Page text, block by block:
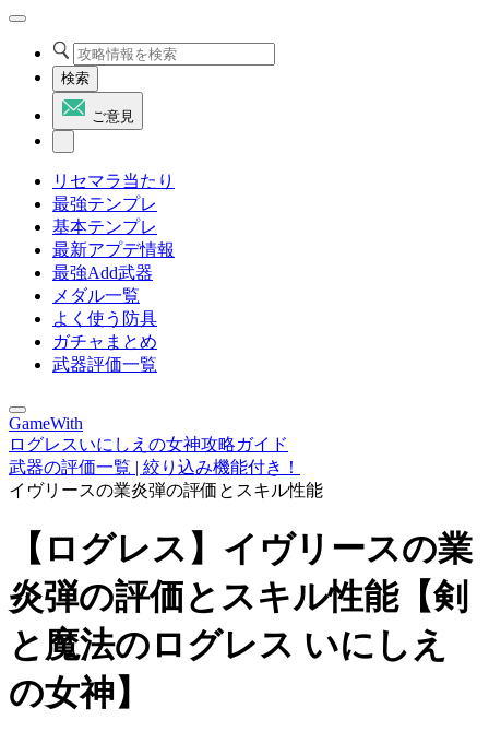
検索
ご意見
リセマラ当たり
最強テンプレ
基本テンプレ
最新アプデ情報
最強Add武器
メダル一覧
よく使う防具
ガチャまとめ
武器評価一覧
GameWith
ログレスいにしえの女神攻略ガイド
武器の評価一覧 | 絞り込み機能付き！
イヴリースの業炎弾の評価とスキル性能
【ログレス】イヴリースの業
炎弾の評価とスキル性能【剣
と魔法のログレス いにしえ
の女神】